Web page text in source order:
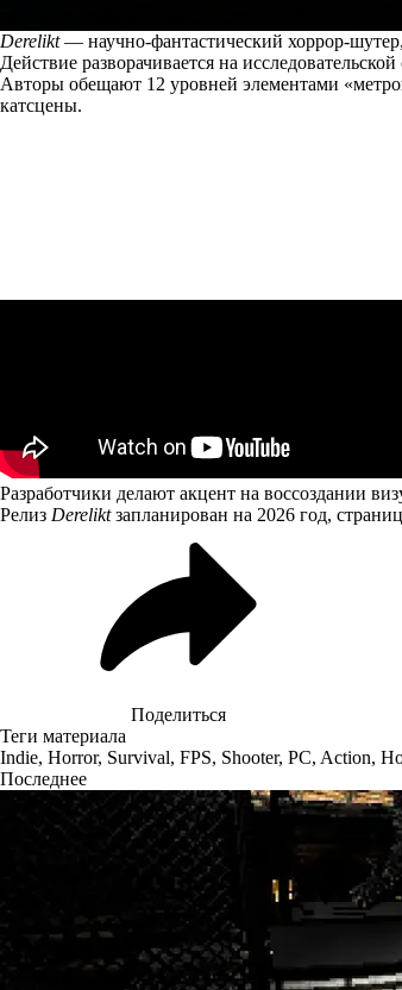
Derelikt— научно-фантастический хоррор-
Действие разворачивается на
Авторы обещают 12 уровней элементами
катсцены.
Разработчики делают акцент на воссоздании
Релиз Dereliktзапланирован на 2026 год,
Поделиться
Теги материала
Indie, Horror, Survival, FPS, Shooter, PC, Action,
Последнее